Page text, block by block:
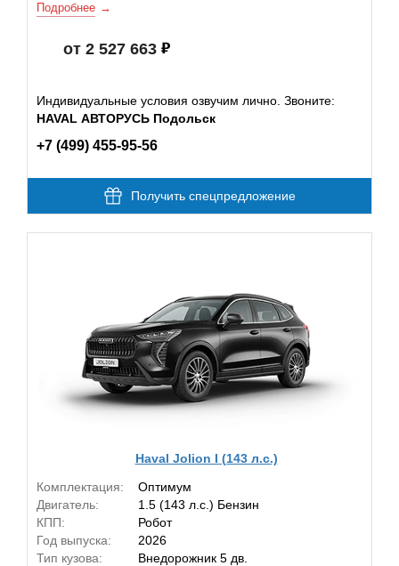
Подробнее
от 2 527 663
Индивидуальные условия озвучим лично. Звоните:
HAVAL АВТОРУСЬ Подольск
+7 (499) 455-95-56
Получить спецпредложение
Haval Jolion I (143 л.с.)
Комплектация:
Оптимум
Двигатель:
1.5 (143 л.с.) Бензин
КПП:
Робот
Год выпуска:
2026
Тип кузова:
Внедорожник 5 дв.